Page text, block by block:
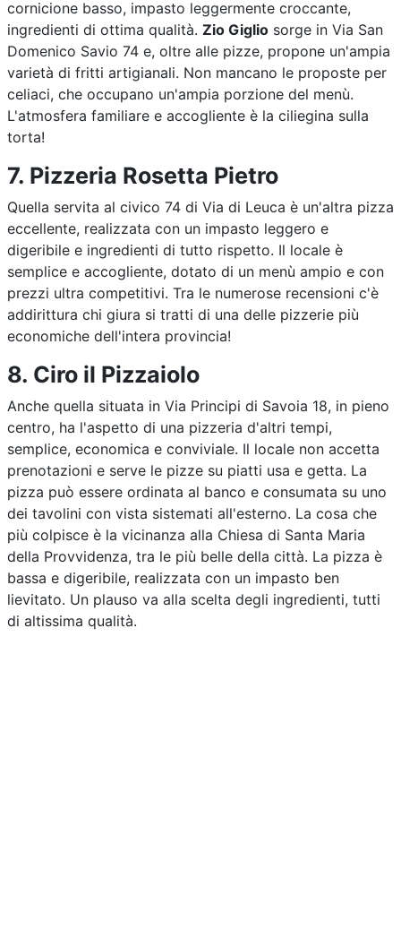
cornicione basso, impasto leggermente croccante,
ingredienti di ottima qualità. Zio Giglio sorge in Via San
Domenico Savio 74 e, oltre alle pizze, propone un'ampia
varietà di fritti artigianali. Non mancano le proposte per
celiaci, che occupano un'ampia porzione del menù.
L'atmosfera familiare e accogliente è la ciliegina sulla
torta!
7. Pizzeria Rosetta Pietro
Quella servita al civico 74 di Via di Leuca è un'altra pizza
eccellente, realizzata con un impasto leggero e
digeribile e ingredienti di tutto rispetto. Il locale è
semplice e accogliente, dotato di un menù ampio e con
prezzi ultra competitivi. Tra le numerose recensioni c'è
addirittura chi giura si tratti di una delle pizzerie più
economiche dell'intera provincia!
8. Ciro il Pizzaiolo
Anche quella situata in Via Principi di Savoia 18, in pieno
centro, ha l'aspetto di una pizzeria d'altri tempi,
semplice, economica e conviviale. Il locale non accetta
prenotazioni e serve le pizze su piatti usa e getta. La
pizza può essere ordinata al banco e consumata su uno
dei tavolini con vista sistemati all'esterno. La cosa che
più colpisce è la vicinanza alla Chiesa di Santa Maria
della Provvidenza, tra le più belle della città. La pizza è
bassa e digeribile, realizzata con un impasto ben
lievitato. Un plauso va alla scelta degli ingredienti, tutti
di altissima qualità.